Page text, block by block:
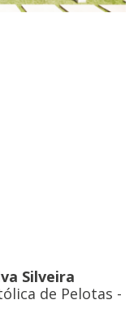
Silveira
de Pelotas -